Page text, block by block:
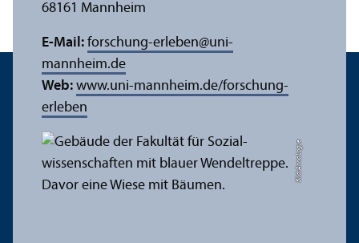
Bild: Anna Logue
68161 Mannheim
E-Mail: forschung-erleben@uni-
mannheim.de
Web: www.uni-mannheim.de/forschung-
erleben